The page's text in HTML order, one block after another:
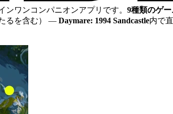
ンワンコンパニオンアプリです。 9種類のゲ
るを含む） — Daymare: 1994 Sandcastle内で